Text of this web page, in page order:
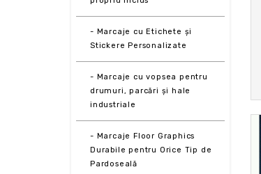
- Marcaje cu Etichete și
Stickere Personalizate
- Marcaje cu vopsea pentru
drumuri, parcări și hale
industriale
- Marcaje Floor Graphics
Durabile pentru Orice Tip de
Pardoseală